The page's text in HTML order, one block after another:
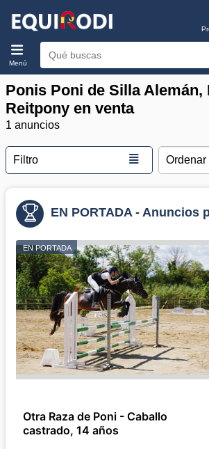
Menú
Ponis Poni de Silla Alemán,
Reitpony en venta
1 anuncios
Filtro ≣
EN PORTADA - Anuncios
EN PORTADA
Otra Raza de Poni - Caballo
castrado, 14 años